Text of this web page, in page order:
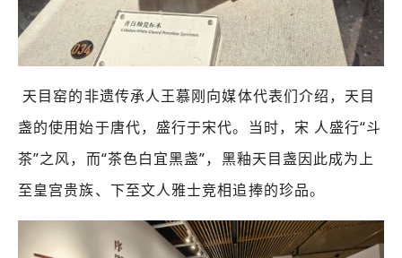
天目窑的非遗传承人王慕刚向媒体代表们介绍，天目
盏的使用始于唐代，盛行于宋代。当时，宋 人盛行“斗
茶”之风，而“茶色白宜黑盏”，黑釉天目盏因此成为上
至皇宫贵族、下至文人雅士竞相追捧的珍品。